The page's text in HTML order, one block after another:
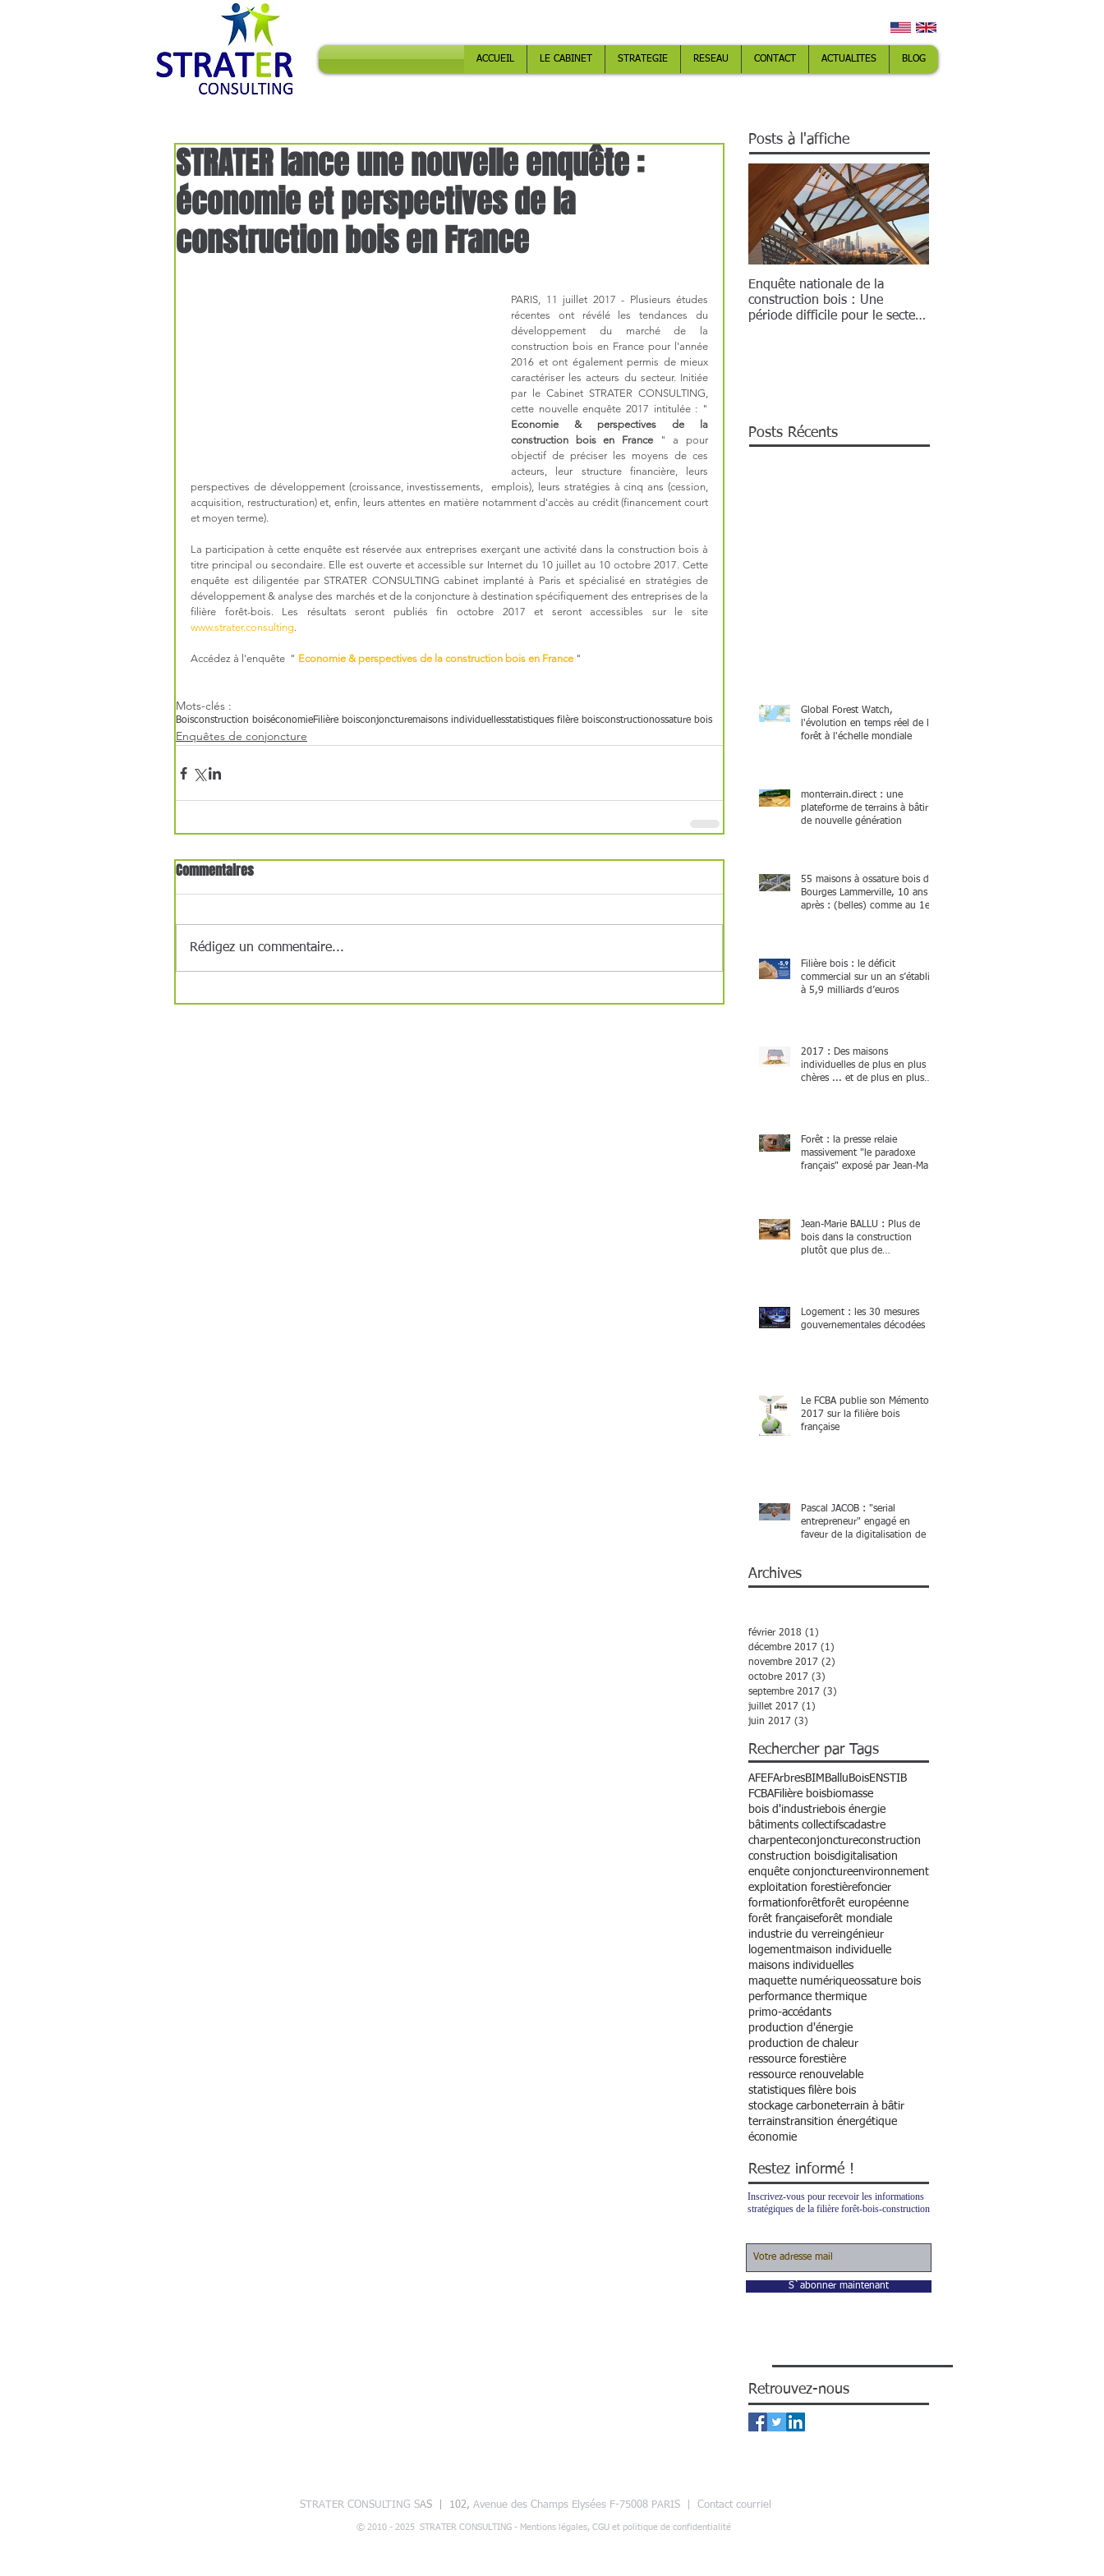
ACCUEIL LE CABINET STRATEGIE RESEAU CONTACT ACTUALITES BLOG
STRATER lance une nouvelle enquête :
économie et perspectives de la
construction bois en France
PARIS, 11 juillet 2017 - Plusieurs études
récentes ont révélé les tendances du
développement du marché de la
construction bois en France pour l'année
2016 et ont également permis de mieux
caractériser les acteurs du secteur. Initiée
par le Cabinet STRATER CONSULTING,
Economie & perspectives de la
construction bois en France " a pour
objectif de préciser les moyens de ces
acteurs, leur structure financière, leurs
perspectives de développement (croissance, investissements,  emplois), leurs stratégies à cinq ans (cession,
acquisition, restructuration) et, enfin, leurs attentes en matière notamment d'accès au crédit (financement court
et moyen terme).
La participation à cette enquête est réservée aux entreprises exerçant une activité dans la construction bois à
titre principal ou secondaire. Elle est ouverte et accessible sur Internet du 10 juillet au 10 octobre 2017. Cette
enquête est diligentée par STRATER CONSULTING cabinet implanté à Paris et spécialisé en stratégies de
développement & analyse des marchés et de la conjoncture à destination spécifiquement des entreprises de la
www.strater.consulting.
Accédez à l'enquête  " Economie & perspectives de la construction bois en France "
Mots-clés :
Boisconstruction boiséconomieFilière boisconjoncturemaisons individuellesstatistiques filère boisconstructionossature bois
Enquêtes de conjoncture
Commentaires
Rédigez un commentaire...
Posts à l'affiche
Enquête nationale de la
construction bois : Une
période difficile pour le secteur
Posts Récents
Global Forest Watch,
l'évolution en temps réel de la
forêt à l'échelle mondiale
monterrain.direct : une
plateforme de terrains à bâtir
de nouvelle génération
55 maisons à ossature bois de
Bourges Lammerville, 10 ans
après : (belles) comme au 1er
Filière bois : le déficit
commercial sur un an s’établit
à 5,9 milliards d’euros
2017 : Des maisons
individuelles de plus en plus
chères ... et de plus en plus
Forêt : la presse relaie
massivement "le paradoxe
français" exposé par Jean-Marie
Jean-Marie BALLU : Plus de
bois dans la construction
plutôt que plus de
Logement : les 30 mesures
gouvernementales décodées
Le FCBA publie son Mémento
2017 sur la filière bois
française
Pascal JACOB : "serial
entrepreneur" engagé en
faveur de la digitalisation de la
Archives
février 2018 (1)
décembre 2017 (1)
novembre 2017 (2)
octobre 2017 (3)
septembre 2017 (3)
juillet 2017 (1)
juin 2017 (3)
Rechercher par Tags
AFEFArbresBIM Ballu BoisENSTIB
FCBAFilière boisbiomasse
bois d'industriebois énergie
bâtiments collectifscadastre
charpenteconjonctureconstruction
construction boisdigitalisation
enquête conjonctureenvironnement
exploitation forestièrefoncier
formationforêtforêt européenne
forêt françaiseforêt mondiale
industrie du verreingénieur
logementmaison individuelle
maisons individuelles
maquette numériqueossature bois
performance thermique
primo-accédants
production d'énergie
production de chaleur
ressource forestière
ressource renouvelable
statistiques filère bois
stockage carboneterrain à bâtir
terrainstransition énergétique
économie
Restez informé !
Inscrivez-vous pour recevoir les informations
stratégiques de la filière forêt-bois-construction
S`abonner maintenant
Retrouvez-nous
STRATER CONSULTING SAS | 102, Avenue des Champs Elysées F-75008 PARIS | Contact courriel
© 2010 - 2025 STRATER CONSULTING - Mentions légales, CGU et politique de confidentialité